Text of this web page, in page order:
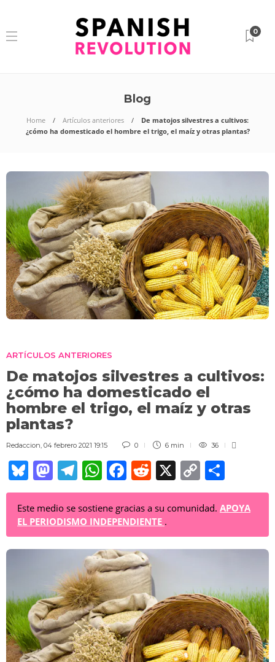
0
Blog
Home Artículos anteriores
De matojos silvestres a cultivos:
¿cómo ha domesticado el hombre el trigo, el maíz y otras plantas?
ARTÍCULOS ANTERIORES
De matojos silvestres a cultivos:
¿cómo ha domesticado el
hombre el trigo, el maíz y otras
plantas?
Redaccion 04 febrero 2021 19:15 0 6 min 36
Bl
u
e
sk
y
M
a
st
o
d
o
n
T
el
e
gr
a
m
W
h
at
s
A
p
p
F
a
c
e
b
o
o
k
R
e
d
di
t
X C
o
p
Li
k
o
m
ar
Este medio se sostiene gracias a su comunidad. APOYA
EL PERIODISMO INDEPENDIENTE .